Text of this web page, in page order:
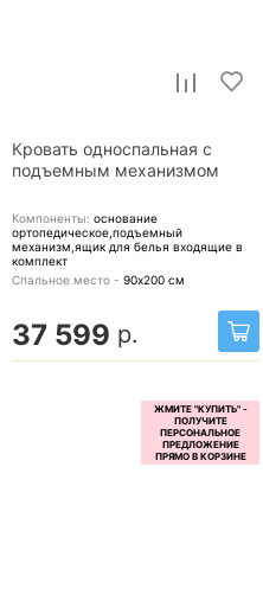
Кровать односпальная с
подъемным механизмом
Компоненты: основание
ортопедическое,подъемный
механизм,ящик для белья входящие в
комплект
Спальное место - 90х200 см
37 599 р.